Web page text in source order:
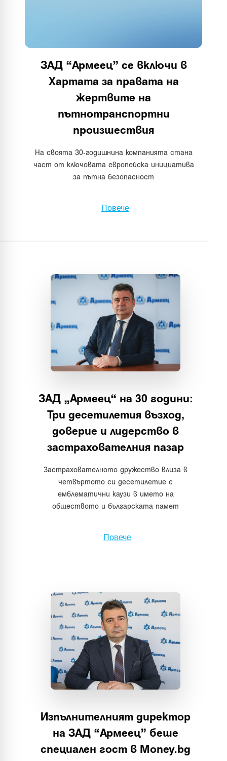
ЗАД “Армеец” се включи в
Хартата за правата на
жертвите на
пътнотранспортни
произшествия
На своята 30-годишнина компанията стана
част от ключовата европейска инициатива
за пътна безопасност
Повече
ЗАД „Армеец“ на 30 години:
Три десетилетия възход,
доверие и лидерство в
застрахователния пазар
Застрахователното дружество влиза в
четвъртото си десетилетие с
емблематични каузи в името на
обществото и българската памет
Повече
Изпълнителният директор
на ЗАД “Армеец” беше
специален гост в Money.bg